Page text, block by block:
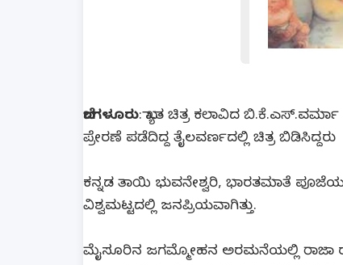
ಬೆಂಗಳೂರು: ಖ್ಯಾತ ಚಿತ್ರ ಕಲಾವಿದ
ಪ್ರೇರಣೆ ಪಡೆದಿದ್ದ ತೈಲವರ್ಣದಲ್ಲಿ ಚಿತ್ರ ಬಿಡಿಸಿದ್ದರು
ಕನ್ನಡ ತಾಯಿ ಭುವನೇಶ್ವರಿ, ಭಾರತಮಾತೆ
ವಿಶ್ವಮಟ್ಟದಲ್ಲಿ ಜನಪ್ರಿಯವಾಗಿತ್ತು.
ಮೈಸೂರಿನ ಜಗಮ್ಮೋಹನ ಅರಮನೆಯಲ್ಲಿ ರಾಜಾ